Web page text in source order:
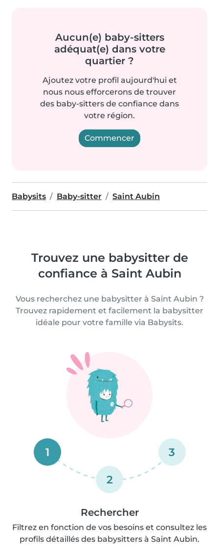
Aucun(e) baby-sitters
adéquat(e) dans votre
quartier ?
Ajoutez votre profil aujourd'hui et
nous nous efforcerons de trouver
des baby-sitters de confiance dans
votre région.
Commencer
Babysits Baby-sitter Saint Aubin
Trouvez une babysitter de
confiance à Saint Aubin
Vous recherchez une babysitter à Saint Aubin ?
Trouvez rapidement et facilement la babysitter
idéale pour votre famille via Babysits.
1
2
3
Rechercher
Filtrez en fonction de vos besoins et consultez les
profils détaillés des babysitters à Saint Aubin.